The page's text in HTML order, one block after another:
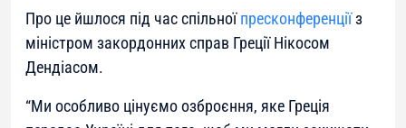
Про це йшлося під час спільноїпресконференціїз
міністром закордонних справ Греції Нікосом
Дендіасом.
“Ми особливо цінуємо озброєння, яке Греція